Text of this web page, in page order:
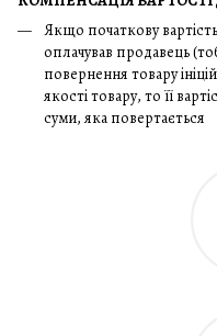
Якщо початкову
оплачував продавець
повернення товару
якості товару, то її
суми, яка повертається